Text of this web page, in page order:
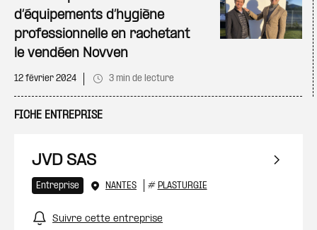
d’équipements d’hygiène
professionnelle en rachetant
le vendéen Novven
12 février 2024 3 min de lecture
FICHE ENTREPRISE
JVD SAS
Entreprise NANTES # PLASTURGIE
Suivre cette entreprise